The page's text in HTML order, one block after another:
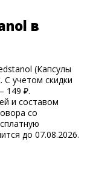
в
(Капсулы
С учетом скидки
149 ₽.
и составом
со
до 07.08.2026.